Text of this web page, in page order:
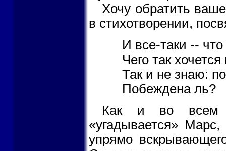
Хочу обратить
в стихотворении,
И все-таки --
Чего так
Так и не знаю:
Побеждена ль?
Как и во всем
«угадывается»
упрямо